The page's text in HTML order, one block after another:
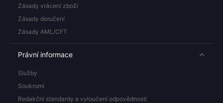
Zásady vrácení zboží
Zásady doručení
Zásady AML/CFT
Právní informace
Služby
Soukromí
Redakční standardy a vyloučení odpovědnosti